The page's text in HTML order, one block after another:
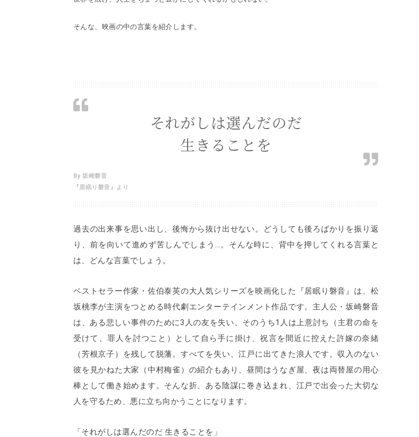
そんな、映画の中の言葉を紹介します。
それがしは選んだのだ
生きることを
By 坂崎磐音
『居眠り磐音』より
過去の出来事を思い出し、後悔から抜け出せない。どうしても後ろばかりを振り返
り、前を向いて進めず苦しんでしまう…。そんな時に、背中を押してくれる言葉と
は、どんな言葉でしょう。
ベストセラー作家・佐伯泰英の大人気シリーズを映画化した『居眠り磐音』は、松
坂桃李が主演をつとめる時代劇エンターテインメント作品です。主人公・坂崎磐音
は、ある悲しい事件のために3人の友を失い、そのうち1人は上意討ち（主君の命を
受けて、罪人を討つこと）として自ら手に掛け、祝言を間近に控えた許嫁の奈緒
（芳根京子）を残して脱藩。すべてを失い、江戸に出てきた浪人です。収入のない
彼を見かねた大家（中村梅雀）の紹介もあり、昼間はうなぎ屋、夜は両替屋の用心
棒として働き始めます。そんな折、ある陰謀に巻き込まれ、江戸で出会った大切な
人を守るため、悪に立ち向かうことになります。
「それがしは選んだのだ 生きることを」